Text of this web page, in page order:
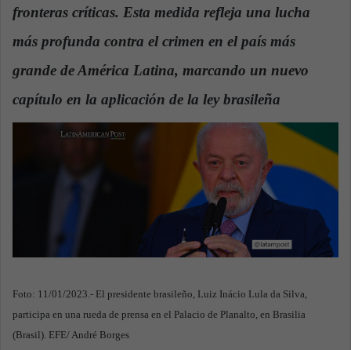
fronteras críticas. Esta medida refleja una lucha
más profunda contra el crimen en el país más
grande de América Latina, marcando un nuevo
capítulo en la aplicación de la ley brasileña
Foto: 11/01/2023.- El presidente brasileño, Luiz Inácio Lula da Silva,
participa en una rueda de prensa en el Palacio de Planalto, en Brasilia
(Brasil). EFE/ André Borges